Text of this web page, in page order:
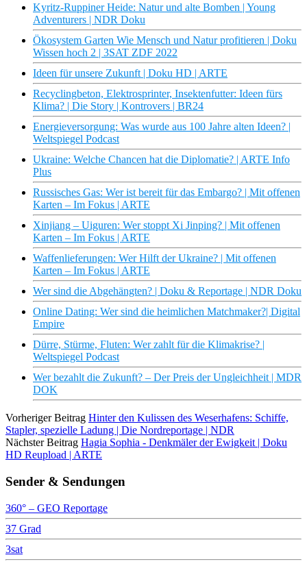
Kyritz-Ruppiner Heide: Natur und alte Bomben | Young
Adventurers | NDR Doku
Ökosystem Garten Wie Mensch und Natur profitieren | Doku
Wissen hoch 2 | 3SAT ZDF 2022
Ideen für unsere Zukunft | Doku HD | ARTE
Recyclingbeton, Elektrosprinter, Insektenfutter: Ideen fürs
Klima? | Die Story | Kontrovers | BR24
Energieversorgung: Was wurde aus 100 Jahre alten Ideen? |
Weltspiegel Podcast
Ukraine: Welche Chancen hat die Diplomatie? | ARTE Info
Plus
Russisches Gas: Wer ist bereit für das Embargo? | Mit offenen
Karten – Im Fokus | ARTE
Xinjiang – Uiguren: Wer stoppt Xi Jinping? | Mit offenen
Karten – Im Fokus | ARTE
Waffenlieferungen: Wer Hilft der Ukraine? | Mit offenen
Karten – Im Fokus | ARTE
Wer sind die Abgehängten? | Doku & Reportage | NDR Doku
Online Dating: Wer sind die heimlichen Matchmaker?| Digital
Empire
Dürre, Stürme, Fluten: Wer zahlt für die Klimakrise? |
Weltspiegel Podcast
Wer bezahlt die Zukunft? – Der Preis der Ungleichheit | MDR
DOK
Vorheriger Beitrag Hinter den Kulissen des Weserhafens: Schiffe,
Stapler, spezielle Ladung | Die Nordreportage | NDR
Nächster Beitrag Hagia Sophia - Denkmäler der Ewigkeit | Doku
HD Reupload | ARTE
Sender & Sendungen
360° – GEO Reportage
37 Grad
3sat